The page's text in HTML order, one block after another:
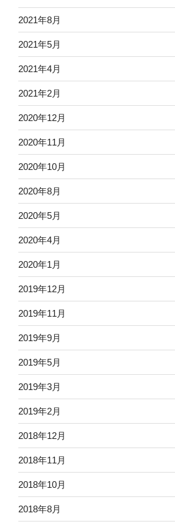
2021年8月
2021年5月
2021年4月
2021年2月
2020年12月
2020年11月
2020年10月
2020年8月
2020年5月
2020年4月
2020年1月
2019年12月
2019年11月
2019年9月
2019年5月
2019年3月
2019年2月
2018年12月
2018年11月
2018年10月
2018年8月